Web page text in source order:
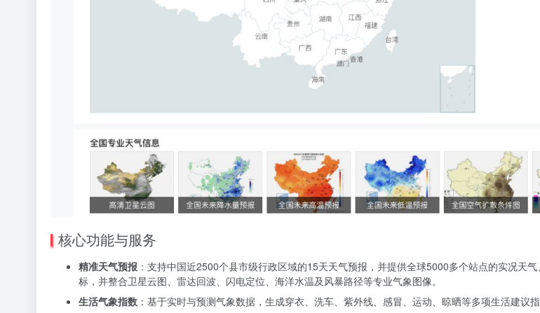
核心功能与服务
精准天气预报 ：支持中国近2500个县市级行政区域的15天天气预报，并提供全球5000多个站点的实况天
标，并整合卫星云图、雷达回波、闪电定位、海洋水温及风暴路径等专业气象图像。
生活气象指数 ：基于实时与预测气象数据，生成穿衣、洗车、紫外线、感冒、运动、晾晒等多项生活建议